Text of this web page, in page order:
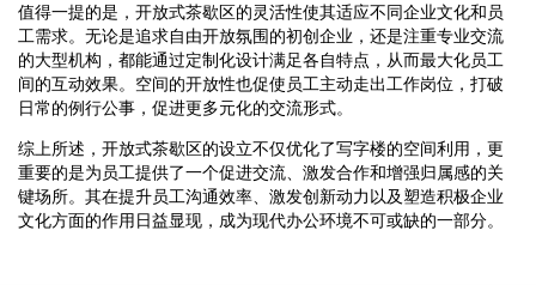
值得一提的是，开放式茶歇区的灵活性使其适应不同企业文化和员
工需求。无论是追求自由开放氛围的初创企业，还是注重专业交流
的大型机构，都能通过定制化设计满足各自特点，从而最大化员工
间的互动效果。空间的开放性也促使员工主动走出工作岗位，打破
日常的例行公事，促进更多元化的交流形式。
综上所述，开放式茶歇区的设立不仅优化了写字楼的空间利用，更
重要的是为员工提供了一个促进交流、激发合作和增强归属感的关
键场所。其在提升员工沟通效率、激发创新动力以及塑造积极企业
文化方面的作用日益显现，成为现代办公环境不可或缺的一部分。